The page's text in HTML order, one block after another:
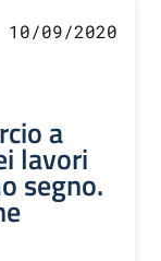
10/09/2020
a
lavori
segno.